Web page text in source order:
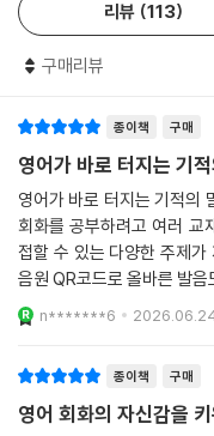
051. 피부과
052. 이비인후과
054. 동물병원
056. 은행
057. 우체국
058. 공항
059. 기내
060. 호텔
061. 도움 요청
062. 길 찾기
000’ 검색 후 무료 다운로
★ 1000단어 복습용 ‘듣고
학습한 영단어 1000개와 예
쭉~ 들으면서 1초 만에 스스
에 해석하기’ 섹션을 수록
장하며, 복습용 음원 QR코
고 복습할 수 있습니다.
★ 저자 직강 500개 핵심 단
영단어 1000개 중 가장 기
는 매주 1회 업로드되며, ‘오
리뷰 113
구매리뷰
종이책 구매
영어가 바로 터지는 기
영어가 바로 터지는 기적의
회화를 공부하려고 여러 교
접할 수 있는 다양한 주제
음원 QR코드로 올바른 발음
n*******6
종이책 구매
영어 회화의 자신감을